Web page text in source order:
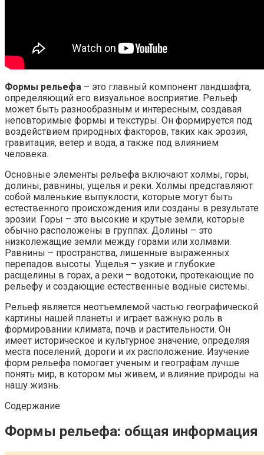
Формы рельефа – это главный компонент ландшафта,
определяющий его визуальное восприятие. Рельеф
может быть разнообразным и интересным, создавая
неповторимые формы и текстуры. Он формируется под
воздействием природных факторов, таких как эрозия,
гравитация, ветер и вода, а также под влиянием
человека.
Основные элементы рельефа включают холмы, горы,
долины, равнины, ущелья и реки. Холмы представляют
собой маленькие выпуклости, которые могут быть
естественного происхождения или созданы в результате
эрозии. Горы – это высокие и крутые земли, которые
обычно расположены в группах. Долины – это
низколежащие земли между горами или холмами.
Равнины – пространства, лишенные выраженных
перепадов высоты. Ущелья – узкие и глубокие
расщелины в горах, а реки – водотоки, протекающие по
рельефу и создающие естественные водные системы.
Рельеф является неотъемлемой частью географической
картины нашей планеты и играет важную роль в
формировании климата, почв и растительности. Он
имеет историческое и культурное значение, определяя
места поселений, дороги и их расположение. Изучение
форм рельефа помогает ученым и географам лучше
понять мир, в котором мы живем, и влияние природы на
нашу жизнь.
Содержание
Формы рельефа: общая информация